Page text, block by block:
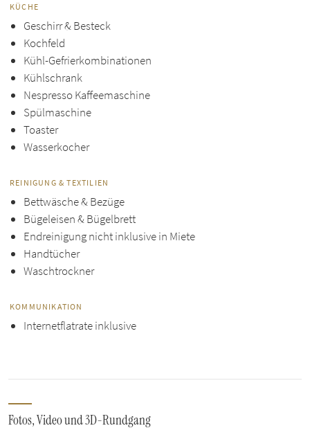
KÜCHE
Geschirr & Besteck
Kochfeld
Kühl-Gefrierkombinationen
Kühlschrank
Nespresso Kaffeemaschine
Spülmaschine
Toaster
Wasserkocher
REINIGUNG & TEXTILIEN
Bettwäsche & Bezüge
Bügeleisen & Bügelbrett
Endreinigung nicht inklusive in Miete
Handtücher
Waschtrockner
KOMMUNIKATION
Internetflatrate inklusive
Fotos, Video und 3D-Rundgang